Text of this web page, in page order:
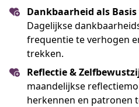
Dankbaarheid als
Dagelijkse
frequentie te verhogen
trekken.
Reflectie &
maandelijkse
herkennen en patronen